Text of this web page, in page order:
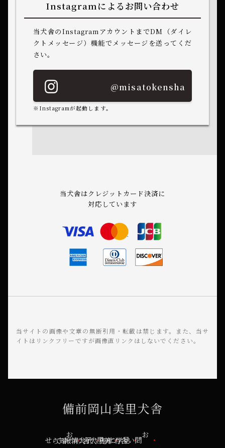
Instagramによるお問い合わせ
当犬舎のInstagramアカウントまでDM（ダイレ
クトメッセージ）機能でメッセージを送ってくだ
さい。
@misatokensha
※Instagramが起動します。
当犬舎はクレジットカード決済に
対応しています
当サイトの画像や文章の無断引用・転載は禁じます。 また、当サ
イトはリンクフリーですが画像直リンクはしないでください。
備前岡山美里犬舎
お知らせ 子犬情報
美里犬舎について 見学についてお問い合わせ先